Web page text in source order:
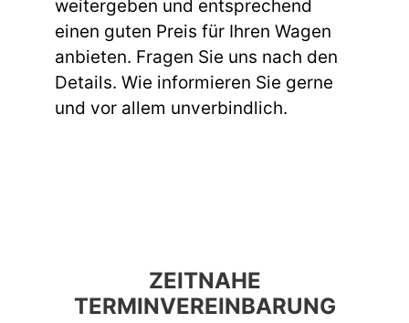
weitergeben und entsprechend
einen guten Preis für Ihren Wagen
anbieten. Fragen Sie uns nach den
Details. Wie informieren Sie gerne
und vor allem unverbindlich.
ZEITNAHE
TERMINVEREINBARUNG